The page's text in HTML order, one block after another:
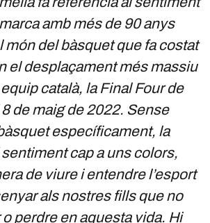
amb més de 90 anys
món del bàsquet que fa costat
el desplaçament més massiu
català, la Final Four de
de maig de 2022. Sense
específicament, la
cap a uns colors,
de viure i entendre l’esport
als nostres fills que no
perdre en aquesta vida. Hi